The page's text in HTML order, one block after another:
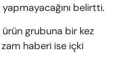
belirtti.
grubuna bir kez
haberi ise içki